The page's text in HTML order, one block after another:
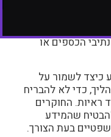
הכספים או
כיצד לשמור על
כדי לא להבריח
ראיות. החוקרים
שהמידע
בעת הצורך.